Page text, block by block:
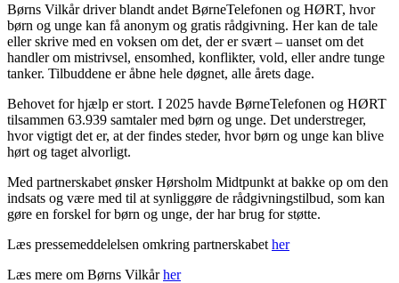
Børns Vilkår driver blandt andet BørneTelefonen og HØRT, hvor
børn og unge kan få anonym og gratis rådgivning. Her kan de tale
eller skrive med en voksen om det, der er svært – uanset om det
handler om mistrivsel, ensomhed, konflikter, vold, eller andre tunge
tanker. Tilbuddene er åbne hele døgnet, alle årets dage.
Behovet for hjælp er stort. I 2025 havde BørneTelefonen og HØRT
tilsammen 63.939 samtaler med børn og unge. Det understreger,
hvor vigtigt det er, at der findes steder, hvor børn og unge kan blive
hørt og taget alvorligt.
Med partnerskabet ønsker Hørsholm Midtpunkt at bakke op om den
indsats og være med til at synliggøre de rådgivningstilbud, som kan
gøre en forskel for børn og unge, der har brug for støtte.
Læs pressemeddelelsen omkring partnerskabet her
Læs mere om Børns Vilkårher